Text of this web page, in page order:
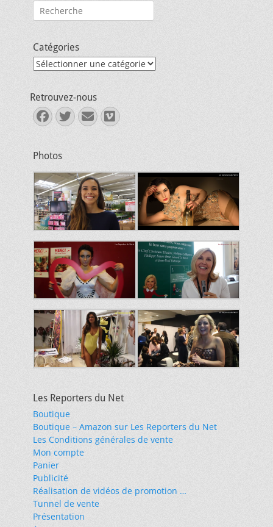
Rechercher :
Catégories
Catégories
Retrouvez-nous
Facebook
Twitter
E-
mail
Vimeo
Photos
Les Reporters du Net
Boutique
Boutique – Amazon sur Les Reporters du Net
Les Conditions générales de vente
Mon compte
Panier
Publicité
Réalisation de vidéos de promotion …
Tunnel de vente
Présentation